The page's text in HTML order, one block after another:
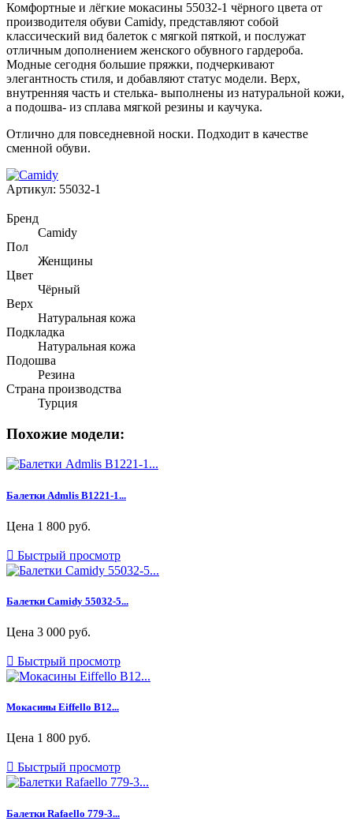
Комфортные и лёгкие мокасины 55032-1 чёрного цвета от
производителя обуви Camidy, представляют собой
классический вид балеток с мягкой пяткой, и послужат
отличным дополнением женского обувного гардероба.
Модные сегодня большие пряжки, подчеркивают
элегантность стиля, и добавляют статус модели. Верх,
внутренняя часть и стелька- выполнены из натуральной кожи,
а подошва- из сплава мягкой резины и каучука.
Отлично для повседневной носки. Подходит в качестве
сменной обуви.
Артикул: 55032-1
Бренд
Camidy
Пол
Женщины
Цвет
Чёрный
Верх
Натуральная кожа
Подкладка
Натуральная кожа
Подошва
Резина
Страна производства
Турция
Похожие модели:
Балетки Admlis B1221-1...
Цена 1 800 руб.
 Быстрый просмотр
Балетки Camidy 55032-5...
Цена 3 000 руб.
 Быстрый просмотр
Мокасины Eiffello B12...
Цена 1 800 руб.
 Быстрый просмотр
Балетки Rafaello 779-3...